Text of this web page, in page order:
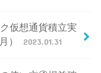
仮想通貨積立実
）
2023.01.31